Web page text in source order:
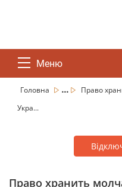
Меню
Головна ...
Право
Укра...
Право хранить